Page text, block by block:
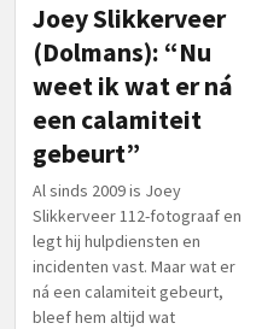
Joey Slikkerveer
(Dolmans): “Nu
weet ik wat er ná
een calamiteit
gebeurt”
Al sinds 2009 is Joey
Slikkerveer 112-fotograaf en
legt hij hulpdiensten en
incidenten vast. Maar wat er
ná een calamiteit gebeurt,
bleef hem altijd wat